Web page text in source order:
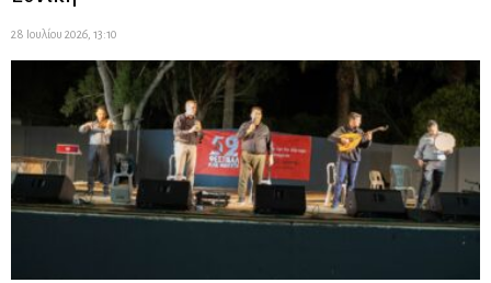
28 Ιουλίου 2026, 13:10